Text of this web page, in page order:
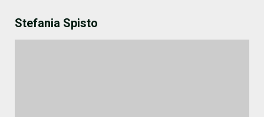
Stefania Spisto